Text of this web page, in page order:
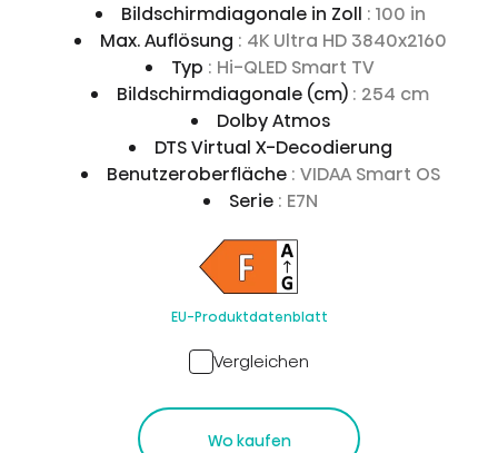
Bildschirmdiagonale in Zoll : 100 in
Max. Auflösung : 4K Ultra HD 3840x2160
Typ : Hi-QLED Smart TV
Bildschirmdiagonale (cm) : 254 cm
Dolby Atmos
DTS Virtual X-Decodierung
Benutzeroberfläche : VIDAA Smart OS
Serie : E7N
EU-Produktdatenblatt
Vergleichen
Wo kaufen